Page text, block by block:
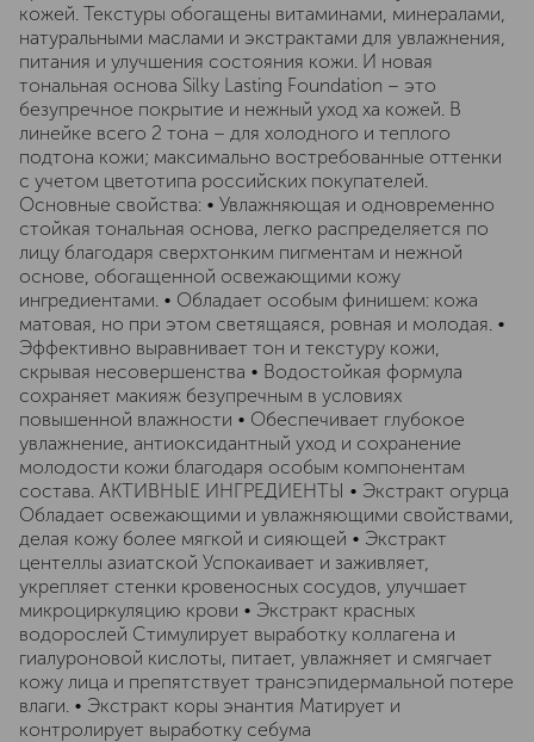
кожей. Текстуры обогащены витаминами, минералами,
натуральными маслами и экстрактами для увлажнения,
питания и улучшения состояния кожи. И новая
тональная основа Silky Lasting Foundation – это
безупречное покрытие и нежный уход ха кожей. В
линейке всего 2 тона – для холодного и теплого
подтона кожи; максимально востребованные оттенки
с учетом цветотипа российских покупателей.
Основные свойства: • Увлажняющая и одновременно
стойкая тональная основа, легко распределяется по
лицу благодаря сверхтонким пигментам и нежной
основе, обогащенной освежающими кожу
ингредиентами. • Обладает особым финишем: кожа
матовая, но при этом светящаяся, ровная и молодая. •
Эффективно выравнивает тон и текстуру кожи,
скрывая несовершенства • Водостойкая формула
сохраняет макияж безупречным в условиях
повышенной влажности • Обеспечивает глубокое
увлажнение, антиоксидантный уход и сохранение
молодости кожи благодаря особым компонентам
состава. АКТИВНЫЕ ИНГРЕДИЕНТЫ • Экстракт огурца
Обладает освежающими и увлажняющими свойствами,
делая кожу более мягкой и сияющей • Экстракт
центеллы азиатской Успокаивает и заживляет,
укрепляет стенки кровеносных сосудов, улучшает
микроциркуляцию крови • Экстракт красных
водорослей Стимулирует выработку коллагена и
гиалуроновой кислоты, питает, увлажняет и смягчает
кожу лица и препятствует трансэпидермальной потере
влаги. • Экстракт коры энантия Матирует и
контролирует выработку себума